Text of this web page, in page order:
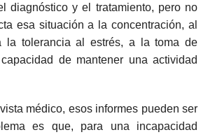
diagnóstico y el tratamiento, pero no
esa situación a la concentración, al
la tolerancia al estrés, a la toma de
de mantener una actividad
médico, esos informes pueden ser
es que, para una incapacidad